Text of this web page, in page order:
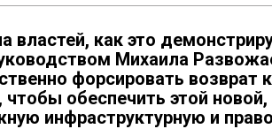
властей, как это
Михаила
форсировать
чтобы обеспечить этой
инфраструктурную и